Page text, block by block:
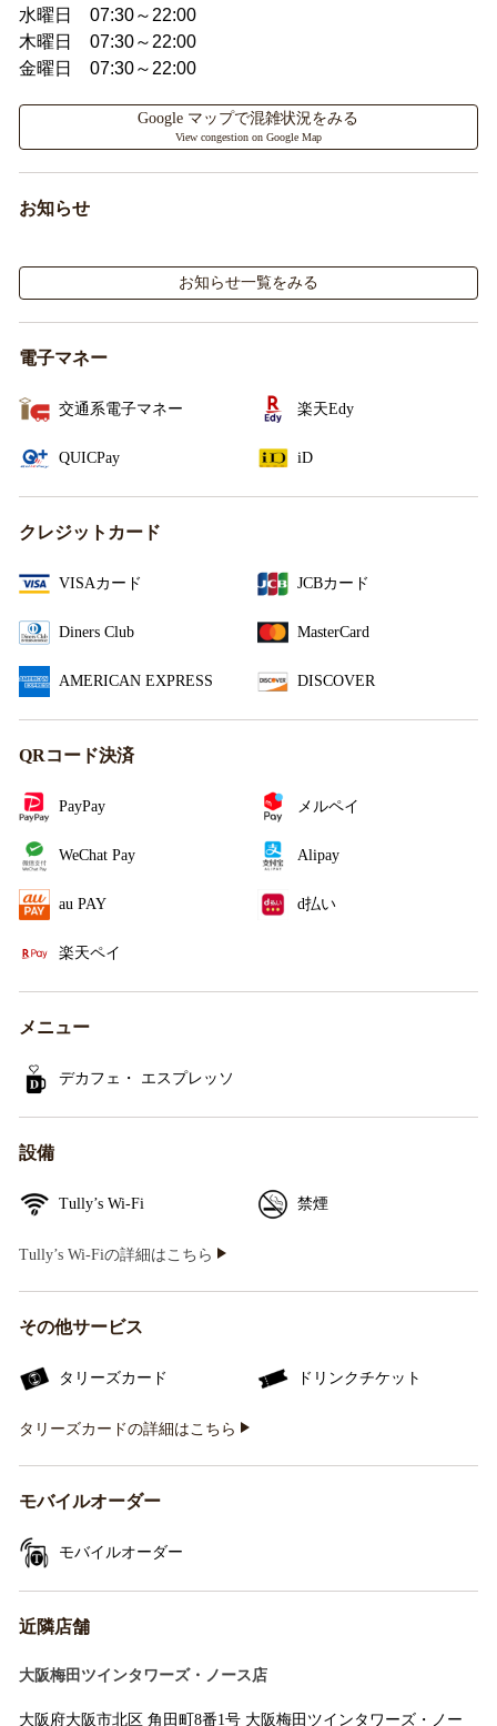
水曜日 07:30～22:00
木曜日 07:30～22:00
金曜日 07:30～22:00
Google マップで混雑状況をみる
View congestion on Google Map
お知らせ
お知らせ一覧をみる
電子マネー
交通系電子マネー 楽天Edy
QUICPay iD
クレジットカード
VISAカード JCBカード
Diners Club MasterCard
AMERICAN EXPRESS DISCOVER
QRコード決済
PayPay メルペイ
WeChat Pay Alipay
au PAY d払い
楽天ペイ
メニュー
デカフェ・ エスプレッソ
設備
Tully’s Wi-Fi 禁煙
Tully’s Wi-Fiの詳細はこちら
その他サービス
タリーズカード ドリンクチケット
タリーズカードの詳細はこちら
モバイルオーダー
モバイルオーダー
近隣店舗
大阪梅田ツインタワーズ・ノース店
大阪府大阪市北区 角田町8番1号 大阪梅田ツインタワーズ・ノー